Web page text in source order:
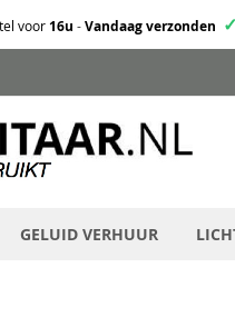
voor16u -Vandaag verzonden ✓
GELUID VERHUUR